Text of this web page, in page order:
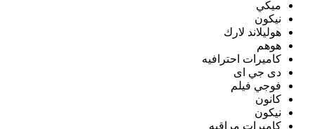
ميكي
نيكون
هوليلاند لارك
هوهم
كاميرات احترافيه
دى جي اى
فوجي فيلم
كانون
نيكون
كاميرات مراقبه